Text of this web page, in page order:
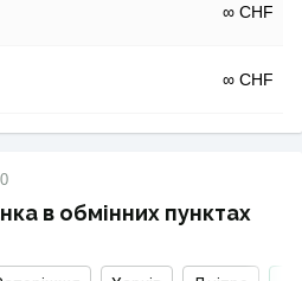
∞ CHF
∞ CHF
в обмінних пунктах